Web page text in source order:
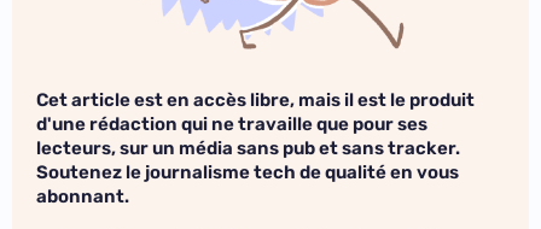
Cet article est en accès libre, mais il est le produit
d'une rédaction qui ne travaille que pour ses
lecteurs, sur un média sans pub et sans tracker.
Soutenez le journalisme tech de qualité en vous
abonnant.